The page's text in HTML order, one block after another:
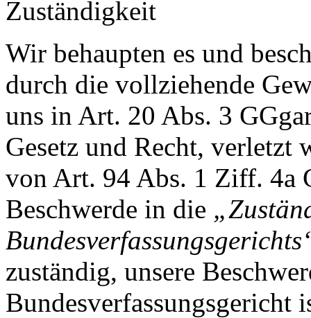
Zuständigkeit
Wir behaupten es und
durch die vollziehende
uns in Art. 20 Abs. 3
Gesetz und Recht, verletzt
von Art. 94 Abs. 1 Ziff. 4a
Beschwerde in die
zuständig, unsere
Bundesverfassungsgericht